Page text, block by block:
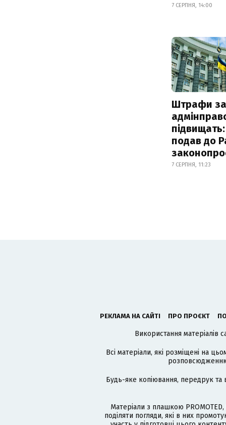
7 СЕРПНЯ, 14:00
Штрафи за
подав до
7 СЕРПНЯ, 11:23
РЕКЛАМА НА САЙТІ ПРО ПРОЄКТ
Використання матеріалів
Всі матеріали, які розміщені на
розповсюдженню
Будь-яке копіювання, передрук та
Матеріали з плашкою
поділяти погляди, які в них